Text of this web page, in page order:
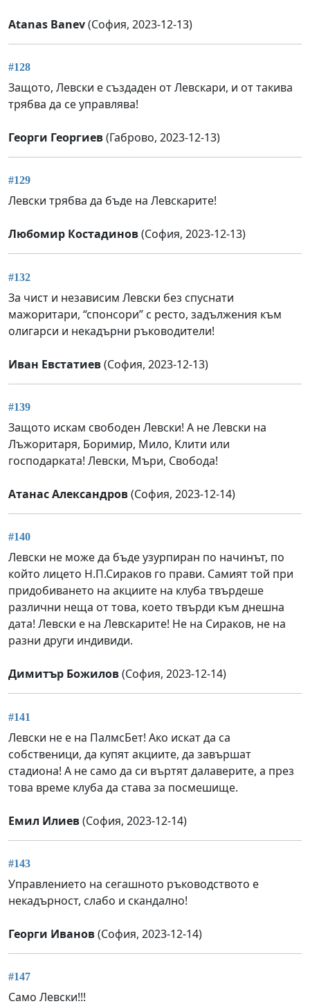
Atanas Banev(София, 2023-12-13)
#128
Защото, Левски е създаден от Левскари, и от такива
трябва да се управлява!
Георги Георгиев(Габрово, 2023-12-13)
#129
Левски трябва да бъде на Левскарите!
Любомир Костадинов(София, 2023-12-13)
#132
За чист и независим Левски без спуснати
мажоритари, “спонсори” с ресто, задължения към
олигарси и некадърни ръководители!
Иван Евстатиев(София, 2023-12-13)
#139
Защото искам свободен Левски! А не Левски на
Лъжоритаря, Боримир, Мило, Клити или
господарката! Левски, Мъри, Свобода!
Атанас Александров(София, 2023-12-14)
#140
Левски не може да бъде узурпиран по начинът, по
който лицето Н.П.Сираков го прави. Самият той при
придобиването на акциите на клуба твърдеше
различни неща от това, което твърди към днешна
дата! Левски е на Левскарите! Не на Сираков, не на
разни други индивиди.
Димитър Божилов(София, 2023-12-14)
#141
Левски не е на ПалмсБет! Ако искат да са
собственици, да купят акциите, да завършат
стадиона! А не само да си въртят далаверите, а през
това време клуба да става за посмешище.
Емил Илиев(София, 2023-12-14)
#143
Управлението на сегашното ръководството е
некадърност, слабо и скандално!
Георги Иванов(София, 2023-12-14)
#147
Само Левски!!!